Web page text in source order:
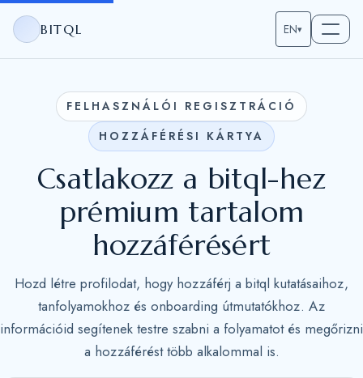
BITQL EN▾
FELHASZNÁLÓI REGISZTRÁCIÓ
HOZZÁFÉRÉSI KÁRTYA
Csatlakozz a bitql-hez
prémium tartalom
hozzáférésért
Hozd létre profilodat, hogy hozzáférj a bitql kutatásaihoz,
tanfolyamokhoz és onboarding útmutatókhoz. Az
információid segítenek testre szabni a folyamatot és megőrizni
a hozzáférést több alkalommal is.